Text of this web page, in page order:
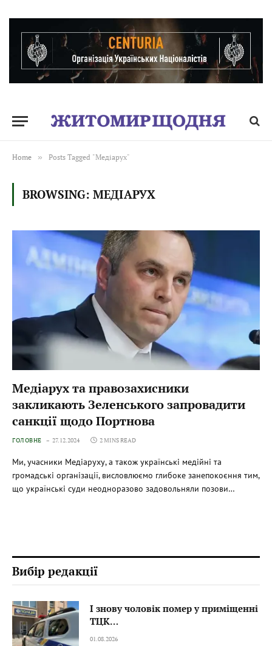
Home » Posts Tagged "Медіарух"
BROWSING: МЕДІАРУХ
Медіарух та правозахисники
закликають Зеленського запровадити
санкції щодо Портнова
ГОЛОВНЕ 27.12.2024 2 MINS READ
Ми, учасники Медіаруху, а також українські медійні та
громадські організації, висловлюємо глибоке занепокоєння тим,
що українські суди неодноразово задовольняли позови…
Вибір редакції
І знову чоловік помер у приміщенні
ТЦК…
01.08.2026